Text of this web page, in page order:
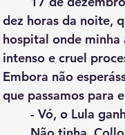
dez horas da noite,
hospital onde
intenso e cruel
Embora não
que passamos para
- Vó, o Lula